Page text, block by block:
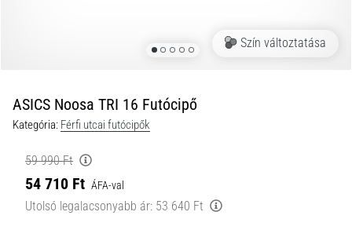
egyszer
minden
futót
elér,
legyen
szó
amatőrről
Szín változtatása
ASICS Noosa TRI 16 Futócipő
Kategória: Férfi utcai futócipők
59 990 Ft
54 710 Ft ÁFA-val
Utolsó legalacsonyabb ár: 53 640 Ft